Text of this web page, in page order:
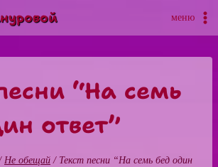
меню
“На семь
ответ”
Не обещай / Текст песни “На семь бед один